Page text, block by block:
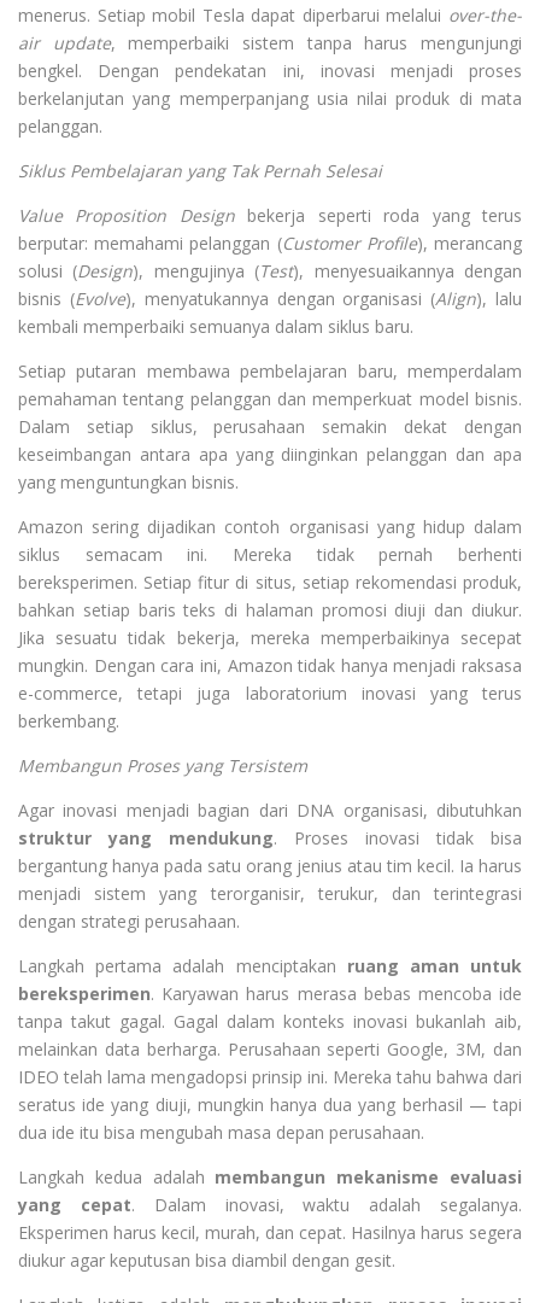
menerus. Setiap mobil Tesla dapat diperbarui melalui over-the-
air update, memperbaiki sistem tanpa harus mengunjungi
bengkel. Dengan pendekatan ini, inovasi menjadi proses
berkelanjutan yang memperpanjang usia nilai produk di mata
pelanggan.
Siklus Pembelajaran yang Tak Pernah Selesai
Value Proposition Designbekerja seperti roda yang terus
berputar: memahami pelanggan (Customer Profile), merancang
solusi (Design), mengujinya (Test), menyesuaikannya dengan
bisnis (Evolve), menyatukannya dengan organisasi (Align), lalu
kembali memperbaiki semuanya dalam siklus baru.
Setiap putaran membawa pembelajaran baru, memperdalam
pemahaman tentang pelanggan dan memperkuat model bisnis.
Dalam setiap siklus, perusahaan semakin dekat dengan
keseimbangan antara apa yang diinginkan pelanggan dan apa
yang menguntungkan bisnis.
Amazon sering dijadikan contoh organisasi yang hidup dalam
siklus semacam ini. Mereka tidak pernah berhenti
bereksperimen. Setiap fitur di situs, setiap rekomendasi produk,
bahkan setiap baris teks di halaman promosi diuji dan diukur.
Jika sesuatu tidak bekerja, mereka memperbaikinya secepat
mungkin. Dengan cara ini, Amazon tidak hanya menjadi raksasa
e-commerce, tetapi juga laboratorium inovasi yang terus
berkembang.
Membangun Proses yang Tersistem
Agar inovasi menjadi bagian dari DNA organisasi, dibutuhkan
struktur yang mendukung. Proses inovasi tidak bisa
bergantung hanya pada satu orang jenius atau tim kecil. Ia harus
menjadi sistem yang terorganisir, terukur, dan terintegrasi
dengan strategi perusahaan.
Langkah pertama adalah menciptakan ruang aman untuk
bereksperimen. Karyawan harus merasa bebas mencoba ide
tanpa takut gagal. Gagal dalam konteks inovasi bukanlah aib,
melainkan data berharga. Perusahaan seperti Google, 3M, dan
IDEO telah lama mengadopsi prinsip ini. Mereka tahu bahwa dari
seratus ide yang diuji, mungkin hanya dua yang berhasil — tapi
dua ide itu bisa mengubah masa depan perusahaan.
Langkah kedua adalah membangun mekanisme evaluasi
yang cepat. Dalam inovasi, waktu adalah segalanya.
Eksperimen harus kecil, murah, dan cepat. Hasilnya harus segera
diukur agar keputusan bisa diambil dengan gesit.